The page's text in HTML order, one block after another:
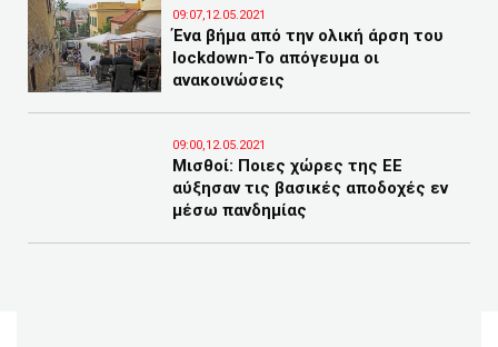
09:07,12.05.2021
Ένα βήμα από την ολική άρση του
lockdown-Το απόγευμα οι
ανακοινώσεις
09:00,12.05.2021
Μισθοί: Ποιες χώρες της ΕΕ
αύξησαν τις βασικές αποδοχές εν
μέσω πανδημίας